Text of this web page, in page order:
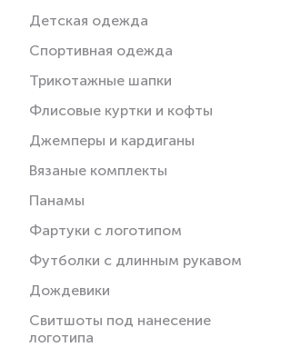
Детская одежда
Спортивная одежда
Трикотажные шапки
Флисовые куртки и кофты
Джемперы и кардиганы
Вязаные комплекты
Панамы
Фартуки с логотипом
Футболки с длинным рукавом
Дождевики
Свитшоты под нанесение
логотипа